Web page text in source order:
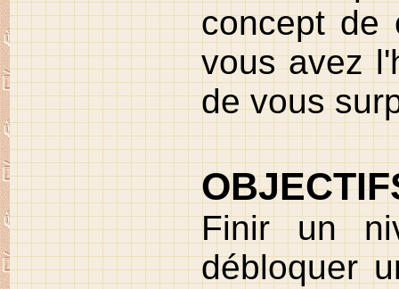
concept de
vous avez
de vous
Finir un
débloquer